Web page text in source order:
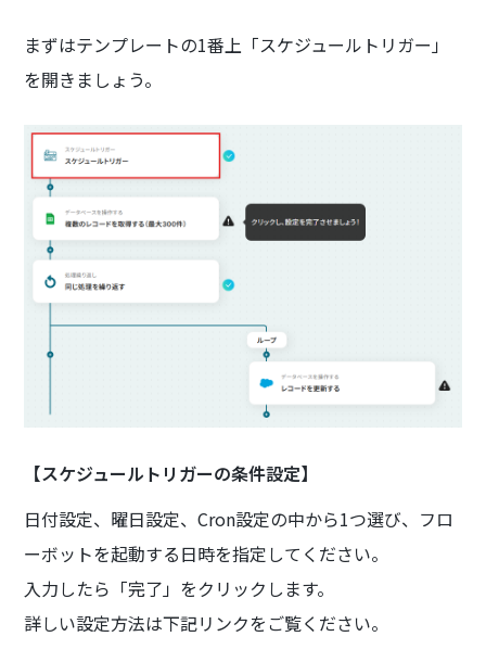
まずはテンプレートの1番上「スケジュールトリガー」
を開きましょう。
【スケジュールトリガーの条件設定】
日付設定、曜日設定、Cron設定の中から1つ選び、フロ
ーボットを起動する日時を指定してください。
入力したら「完了」をクリックします。
詳しい設定方法は下記リンクをご覧ください。